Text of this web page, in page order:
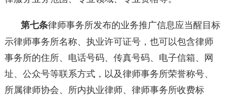
第七条律师事务所发布的业务推广信息应当醒目标
示律师事务所名称、执业许可证号，也可以包含律师
事务所的住所、电话号码、传真号码、电子信箱、网
址、公众号等联系方式，以及律师事务所荣誉称号、
所属律师协会、所内执业律师、律师事务所收费标